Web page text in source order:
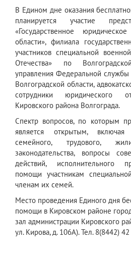
В Едином дне оказания
планируется участие
«Государственное
области», филиала
участников специальной
Отечества» по
управления Федеральной
Волгоградской области,
сотрудники юридического
Кировского района Волгограда.
Спектр вопросов, по которым
является открытым, включая
семейного, трудового,
законодательства, вопросы
действий, исполнительного
помощи участникам
членам их семей.
Место проведения Единого дня
помощи в Кировском районе
зал администрации Кировского
ул. Кирова, д. 106А). Тел. 8(8442)